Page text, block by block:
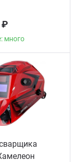
₽
много